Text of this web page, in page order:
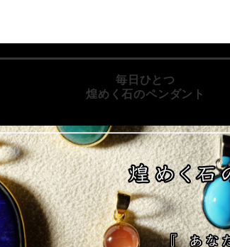
毎日ひとつ
煌めく石のペンダント